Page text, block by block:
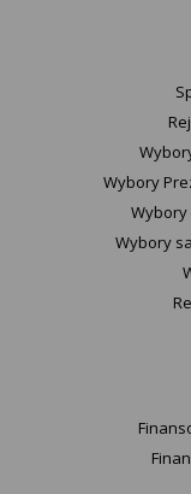
Wybory
Wybory
Wybory